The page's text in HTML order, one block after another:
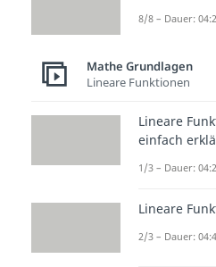
Schritt-für-
Beispiel von
Was
8/8 – Dauer:
Mathe Grundlagen
Lineare Funktionen
Lineare
einfach
1/3 – Dauer:
Lineare
2/3 – Dauer: